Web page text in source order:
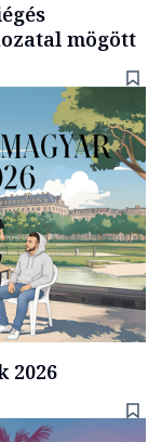
mögött
2026